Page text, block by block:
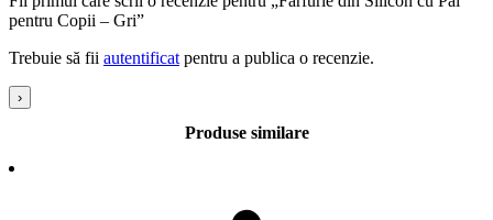
Poate rezista la temperaturi inalte, de pana la 220°C
Poate fi folosit si ca platou cu fructe
fara Ftalati
Nuanta, tonul si intensitatea culorii pot varia in functie de monitor.
pentru Copii – Gri”
Trebuie să fii autentificat pentru a publica o recenzie.
›
Produse similare